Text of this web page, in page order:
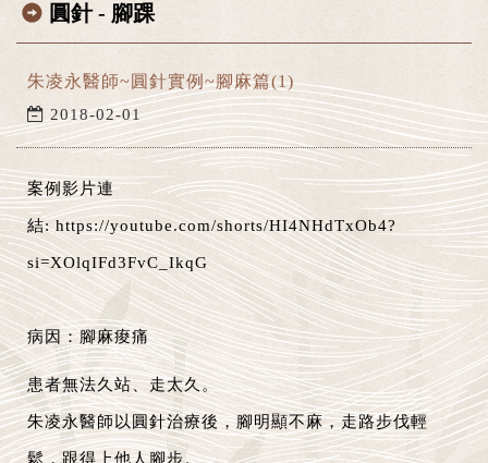
圓針 - 腳踝
朱凌永醫師~圓針實例~腳麻篇(1)
2018-02-01
案例影片連
結:https://youtube.com/shorts/HI4NHdTxOb4?
si=XOlqIFd3FvC_IkqG
病因：腳麻痠痛
患者無法久站、走太久。
朱凌永醫師以圓針治療後，腳明顯不麻，走路步伐輕
鬆，跟得上他人腳步。